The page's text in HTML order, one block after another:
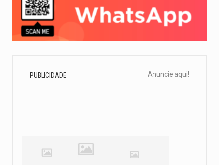
PUBLICIDADE Anuncie aqui!